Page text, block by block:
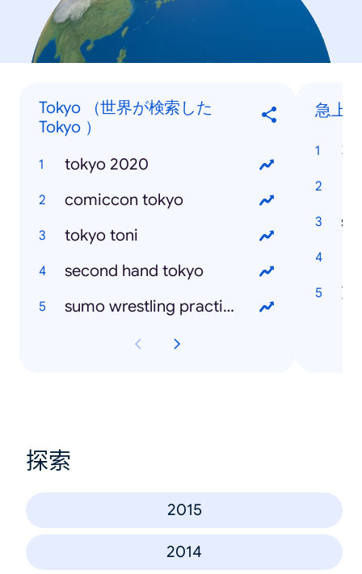
Tokyo （世界が検索した
Tokyo ）
tokyo 2020
comiccon tokyo
tokyo toni
second hand tokyo
sumo wrestling practice tokyo
急上
ポ
熊
探索
2015
2014